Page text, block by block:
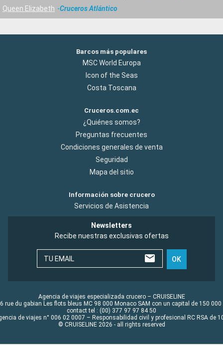
Queen Elizabeth
Cruceros Atlántico
Barcos más populares
MSC World Europa
Icon of the Seas
Costa Toscana
Cruceros.com.ec
¿Quiénes somos?
Preguntas frecuentes
Condiciones generales de venta
Seguridad
Mapa del sitio
Información sobre crucero
Servicios de Asistencia
Newsletters
Recibe nuestras exclusivas ofertas
TU EMAIL OK
Agencia de viajes especializada crucero – CRUISELINE
rue du gabian Les flots bleus MC 98 000 Monaco SAM con un capital de 150 000
contact tel : (00) 377 97 97 84 50
de viajes n° 006 02 0007 – Responsabilidad civil y profesional RC RSA de
© CRUISELINE 2026 - all rights reserved